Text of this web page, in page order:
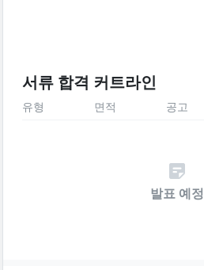
서류 합격 커트라인
유형 면적 공고
발표 예정